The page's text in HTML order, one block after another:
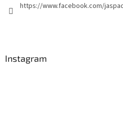
https://www.facebook.com/
Instagram